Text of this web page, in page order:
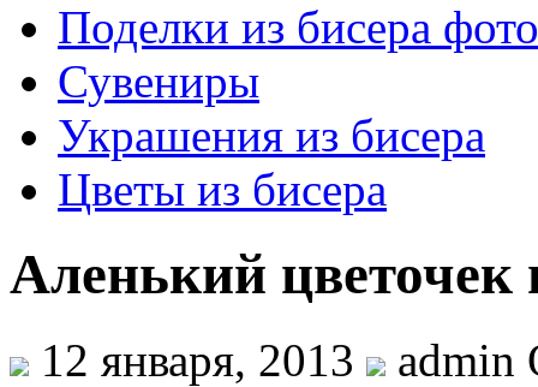
Поделки из бисера фото
Сувениры
Украшения из бисера
Цветы из бисера
Аленький цветочек
12 января, 2013 admin